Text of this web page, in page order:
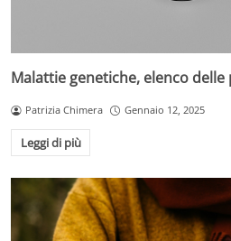
Malattie genetiche, elenco
Patrizia Chimera Gennaio 12, 2025
Leggi di più